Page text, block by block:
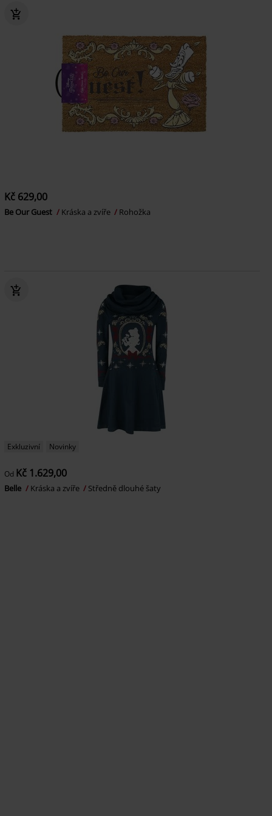
Kč 629,00
Be Our Guest Kráska a zvíře Rohožka
Exkluzivní Novinky
Od Kč 1.629,00
Belle Kráska a zvíře Středně dlouhé šaty